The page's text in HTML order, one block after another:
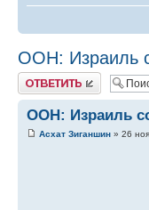
ООН: Израиль
Ответить
ООН: Израиль
Асхат Зиганшин » 26